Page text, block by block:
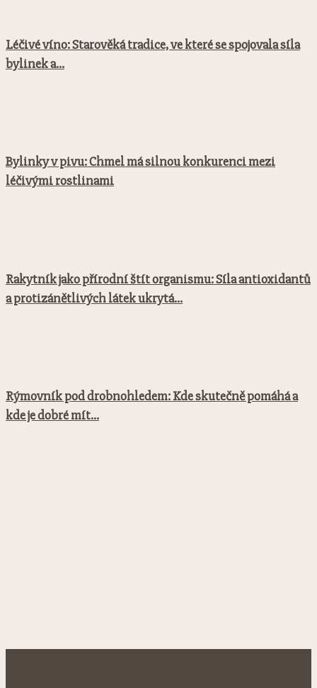
Léčivé víno: Starověká tradice, ve které se spojovala síla
bylinek a...
Bylinky v pivu: Chmel má silnou konkurenci mezi
léčivými rostlinami
Rakytník jako přírodní štít organismu: Síla antioxidantů
a protizánětlivých látek ukrytá...
Rýmovník pod drobnohledem: Kde skutečně pomáhá a
kde je dobré mít...